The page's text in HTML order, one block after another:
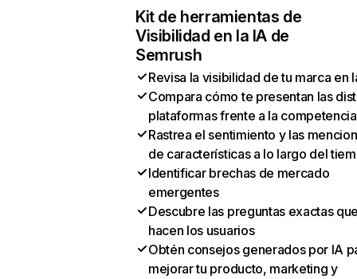
Kit de herramientas de
Visibilidad en la IA de
Semrush
Revisa la visibilidad de tu marca en
Compara cómo te presentan las
plataformas frente a la competencia
Rastrea el sentimiento y las
de características a lo largo del
Identificar brechas de mercado
emergentes
Descubre las preguntas exactas
hacen los usuarios
Obtén consejos generados por IA
mejorar tu producto, marketing y